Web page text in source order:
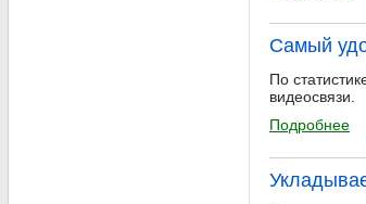
Самый
По
видеосвязи.
Подробнее